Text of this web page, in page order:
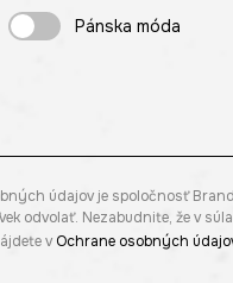
Pánska móda
údajov je spoločnosť
odvolať. Nezabudnite, že v
v Ochrane osobných